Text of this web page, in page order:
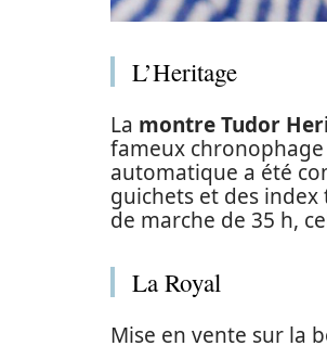
L’Heritage
La montre Tudor
fameux
automatique a été
guichets et des
de marche de 35 h,
La Royal
Mise en vente sur la